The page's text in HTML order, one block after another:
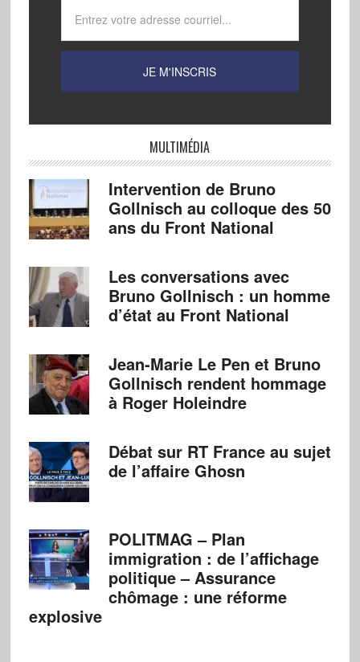
MULTIMÉDIA
Intervention de Bruno
Gollnisch au colloque des 50
ans du Front National
Les conversations avec
Bruno Gollnisch : un homme
d’état au Front National
Jean-Marie Le Pen et Bruno
Gollnisch rendent hommage
à Roger Holeindre
Débat sur RT France au sujet
de l’affaire Ghosn
POLITMAG – Plan
immigration : de l’affichage
politique – Assurance
chômage : une réforme
explosive